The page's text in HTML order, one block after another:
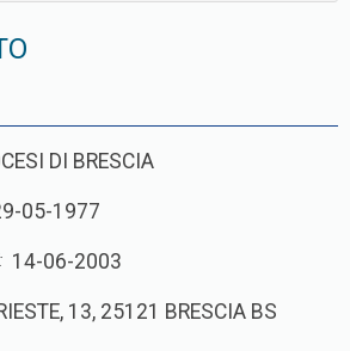
DI BRESCIA
05-1977
14-06-2003
13, 25121 BRESCIA BS